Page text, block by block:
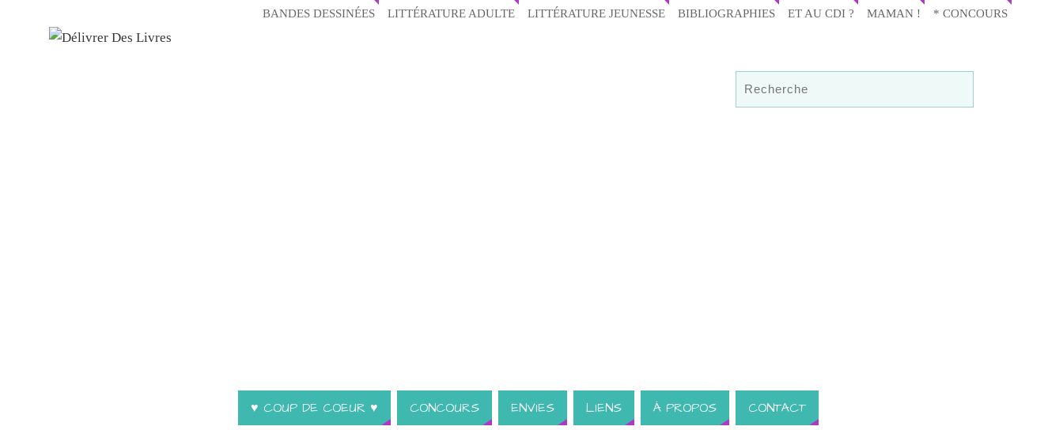
BANDES DESSINÉES LITTÉRATURE ADULTE LITTÉRATURE JEUNESSE BIBLIOGRAPHIES ET AU CDI ? MAMAN ! * CONCOURS
♥ COUP DE COEUR ♥ CONCOURS ENVIES LIENS À PROPOS CONTACT